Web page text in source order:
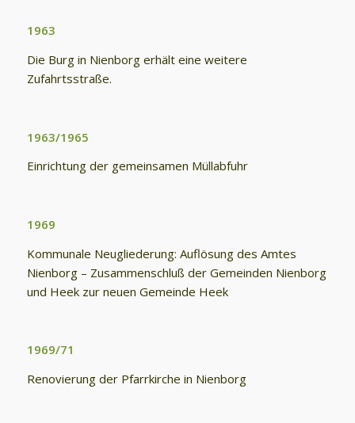
1963
Die Burg in Nienborg erhält eine weitere
Zufahrtsstraße.
1963/1965
Einrichtung der gemeinsamen Müllabfuhr
1969
Kommunale Neugliederung: Auflösung des Amtes
Nienborg – Zusammenschluß der Gemeinden Nienborg
und Heek zur neuen Gemeinde Heek
1969/71
Renovierung der Pfarrkirche in Nienborg